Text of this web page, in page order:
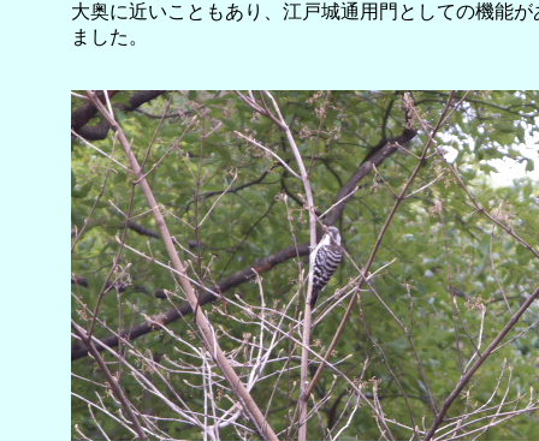
大奥に近いこともあり、江戸城通用門としての機能が
ました。